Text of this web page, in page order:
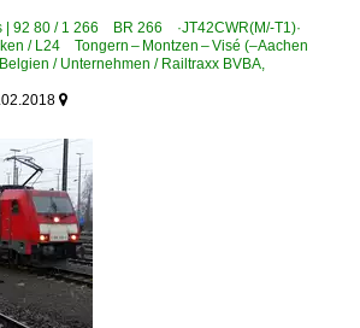
| 92 80 / 1 266 BR 266 ·JT42CWR(M/-T1)·
/ L24 Tongern – Montzen – Visé (–Aachen
Belgien / Unternehmen / Railtraxx BVBA,
